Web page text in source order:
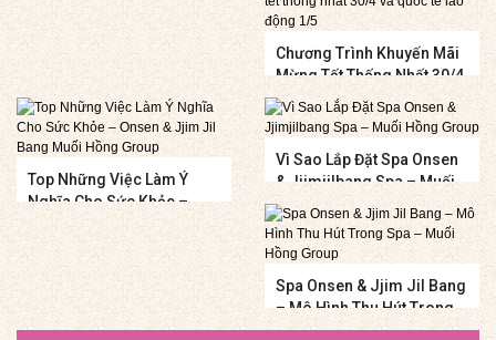
Chương Trình Khuyến Mãi
Mừng Tết Thống Nhất 30/4
Và Quốc Tế Lao Động 1/5
Top Những Việc Làm Ý
Nghĩa Cho Sức Khỏe –
Muối Hồng Group
Vì Sao Lắp Đặt Spa Onsen
& Jjimjilbang Spa – Muối
Hồng Group
Spa Onsen & Jjim Jil Bang
– Mô Hình Thu Hút Trong
Spa – Muối Hồng Group